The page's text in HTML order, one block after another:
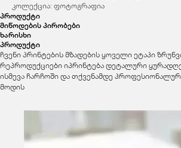
კოლექცია: ფოტოგრაფია
პროდუქტი
მიწოდების პირობები
ხარისხი
პროდუქტი
ჩვენი პრინტების მზადების ყოველი ეტაპი
რეპროდუქციები იპრინტება დეტალური
ისმევა ჩარჩოში და თქვენამდე
მოდის